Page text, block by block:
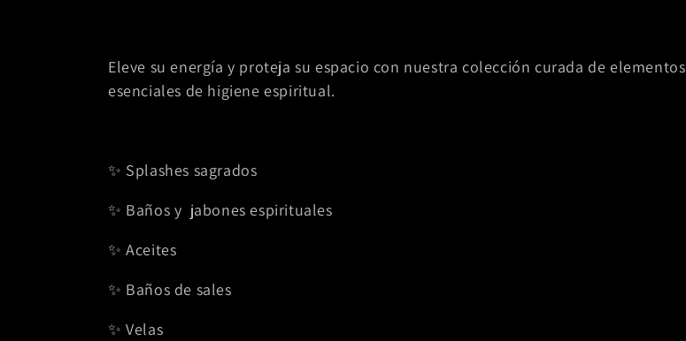
c
i
ó
n
:
Eleve su energía y proteja su espacio con nuestra colección curada de elementos
esenciales de higiene espiritual.
✨ Splashes sagrados
✨ Baños y jabones espirituales
✨ Aceites
✨ Baños de sales
✨️ Velas